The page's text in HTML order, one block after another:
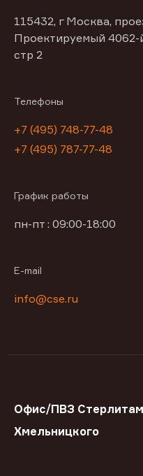
115432, г Москва,
Проектируемый 4062-
стр 2
Телефоны
+7 (495) 748-77-48
+7 (495) 787-77-48
График работы
пн-пт : 09:00-18:00
E-mail
info@cse.ru
Офис/ПВЗ
Хмельницкого